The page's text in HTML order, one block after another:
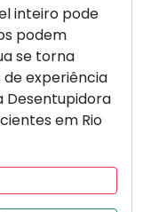
inteiro pode
podem
se torna
de experiência
Desentupidora
em Rio